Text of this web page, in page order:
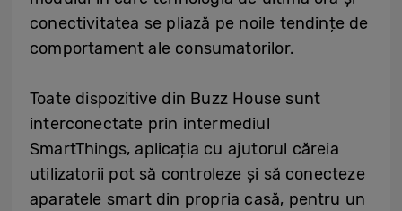
conectivitatea se pliază pe noile tendințe de
comportament ale consumatorilor.
Toate dispozitive din Buzz House sunt
interconectate prin intermediul
SmartThings, aplicația cu ajutorul căreia
utilizatorii pot să controleze și să conecteze
aparatele smart din propria casă, pentru un